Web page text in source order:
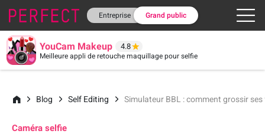
Entreprise Grand public
YouCam Makeup 4.8
Meilleure appli de retouche maquillage pour selfie
Blog Self Editing Simulateur BBL : comment grossir
Caméra selfie